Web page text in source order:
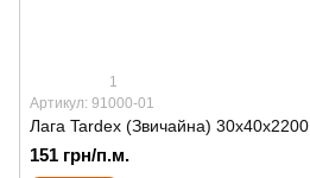
1
Артикул: 91000-01
Лага Tardex (Звичайна) 30х40х2200
151 грн/п.м.